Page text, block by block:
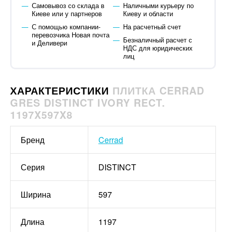
Самовывоз со склада в
Киеве или у партнеров
С помощью компании-
перевозчика Новая почта
и Деливери
Наличными курьеру по
Киеву и области
На расчетный счет
Безналичный расчет с
НДС для юридических
лиц
ХАРАКТЕРИСТИКИ ПЛИТКА CERRAD
GRES DISTINCT IVORY RECT.
1197X597X8
Бренд Cerrad
Серия DISTINCT
Ширина 597
Длина 1197